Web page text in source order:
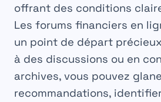
offrant des conditions
Les forums financiers en
un point de départ
à des discussions ou en
archives, vous pouvez
recommandations,